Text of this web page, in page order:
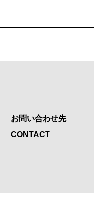
お問い合わせ先
CONTACT